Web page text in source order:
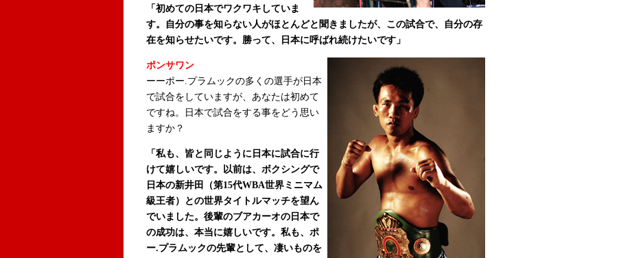
「初めての日本でワクワキしていま
す。自分の事を知らない人がほとんどと聞きましたが、この試合で、自分の存
在を知らせたいです。勝って、日本に呼ばれ続けたいです」
ポンサワン
ーーポー.プラムックの多くの選手が日本
で試合をしていますが、あなたは初めて
ですね。日本で試合をする事をどう思い
ますか？
「私も、皆と同じように日本に試合に行
けて嬉しいです。以前は、ボクシングで
日本の新井田（第15代WBA世界ミニマム
級王者）との世界タイトルマッチを望ん
でいました。後輩のブアカーオの日本で
の成功は、本当に嬉しいです。私も、ポ
ー.プラムックの先輩として、凄いものを